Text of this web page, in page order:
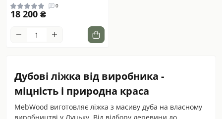
0
18 200 ₴
Дубові ліжка від виробника -
міцність і природна краса
MebWood виготовляє ліжка з масиву дуба на власному